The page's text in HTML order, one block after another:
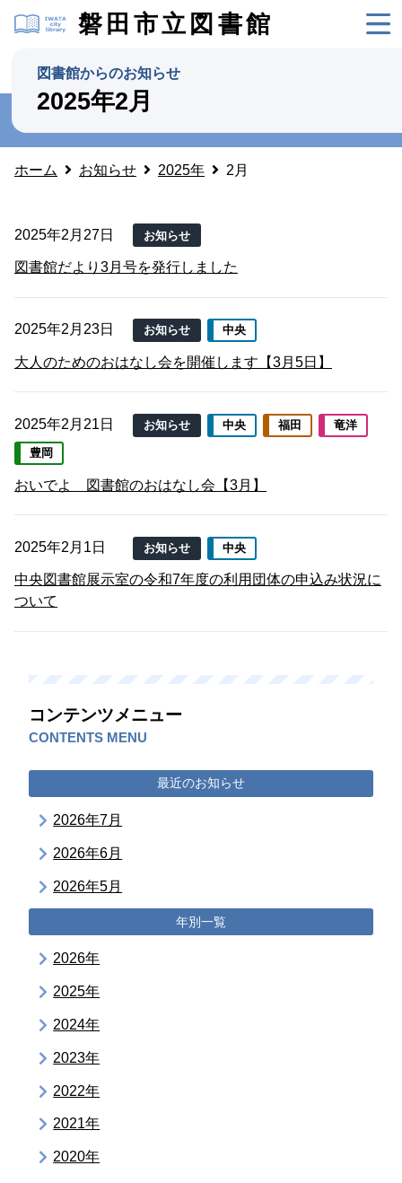
磐田市立図書館
図書館からのお知らせ
2025年2月
ホーム お知らせ 2025年 2月
2025年2月27日 お知らせ
図書館だより3月号を発行しました
2025年2月23日 お知らせ 中央
大人のためのおはなし会を開催します【3月5日】
2025年2月21日 お知らせ 中央 福田 竜洋
豊岡
おいでよ 図書館のおはなし会【3月】
2025年2月1日 お知らせ 中央
中央図書館展示室の令和7年度の利用団体の申込み状況に
ついて
コンテンツメニュー
CONTENTS MENU
最近のお知らせ
2026年7月
2026年6月
2026年5月
年別一覧
2026年
2025年
2024年
2023年
2022年
2021年
2020年